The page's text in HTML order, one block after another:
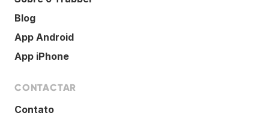
Blog
App Android
App iPhone
CONTACTAR
Contato